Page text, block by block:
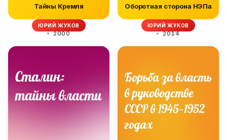
Тайны Кремля
ЮРИЙ ЖУКОВ
2000
Оборотная сторона НЭПа
ЮРИЙ ЖУКОВ
2014